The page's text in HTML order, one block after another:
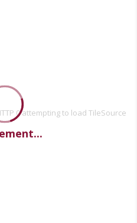
0 attempting to load TileSource